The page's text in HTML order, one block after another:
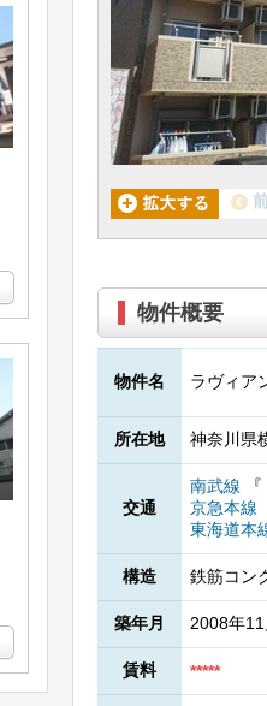
物件概要
物件名 ラヴィア
所在地 神奈川県
交通
南武線 『
京急本線
東海道本
構造 鉄筋コン
築年月 2008年11
賃料 *****